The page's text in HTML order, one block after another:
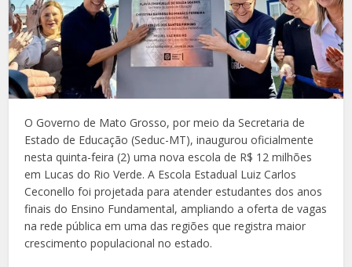
O Governo de Mato Grosso, por meio da Secretaria de
Estado de Educação (Seduc-MT), inaugurou oficialmente
nesta quinta-feira (2) uma nova escola de R$ 12 milhões
em Lucas do Rio Verde. A Escola Estadual Luiz Carlos
Ceconello foi projetada para atender estudantes dos anos
finais do Ensino Fundamental, ampliando a oferta de vagas
na rede pública em uma das regiões que registra maior
crescimento populacional no estado.